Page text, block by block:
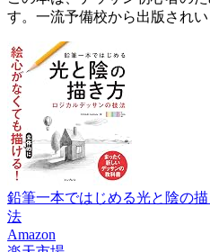
す。一流予備校から出版されい
鉛筆一本ではじめる光と陰の
法
Amazon